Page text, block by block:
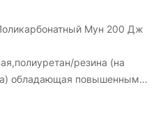
Мун 200 Дж
резина (на
обладающая повышенным
на обледенелых